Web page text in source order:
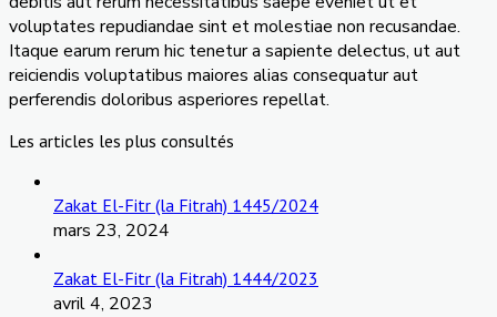
voluptates repudiandae sint et molestiae non recusandae.
Itaque earum rerum hic tenetur a sapiente delectus, ut aut
reiciendis voluptatibus maiores alias consequatur aut
perferendis doloribus asperiores repellat.
Les articles les plus consultés
Zakat El-Fitr (la Fitrah) 1445/2024
mars 23, 2024
Zakat El-Fitr (la Fitrah) 1444/2023
avril 4, 2023